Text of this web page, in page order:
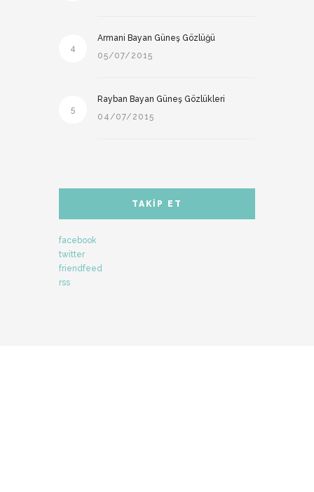
4
Armani Bayan Güneş Gözlüğü
05/07/2015
5
Rayban Bayan Güneş Gözlükleri
04/07/2015
TAKIP ET
facebook
twitter
friendfeed
rss